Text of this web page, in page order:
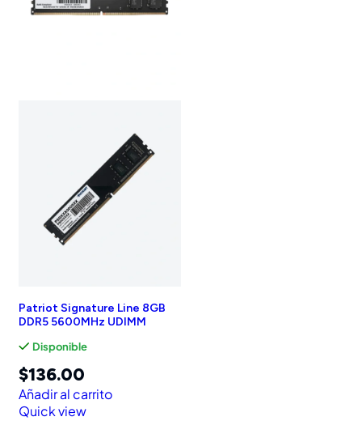
Patriot Signature Line 8GB
DDR5 5600MHz UDIMM
Disponible
$136.00
Añadir al carrito
Quick view